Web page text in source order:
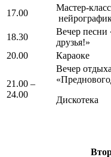
17.00
Мастер-
18.30
Вечер песни
друзья!»
20.00
Караоке
21.00 –
24.00
Вечер отдыха
Дискотека